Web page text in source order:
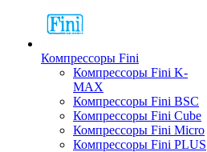
Компрессоры Fini
Компрессоры Fini K-
MAX
Компрессоры Fini BSC
Компрессоры Fini Cube
Компрессоры Fini Micro
Компрессоры Fini PLUS